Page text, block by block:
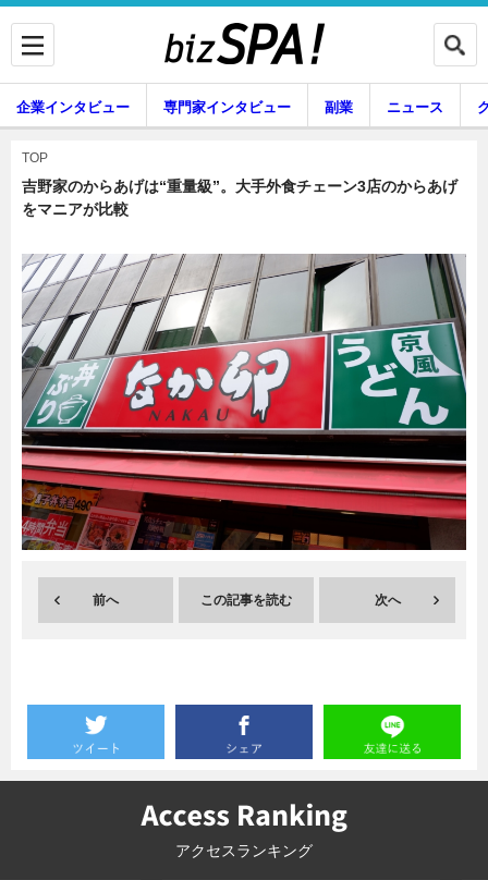
企業インタビュー 専門家インタビュー
副業 ニュース
グルメ スキル
暮らし
企業インタビュー 専門家インタビュー 副業 ニュース
暮らし
TOP
吉野家のからあげは“重量級”。大手外食チェーン3店のからあげ
をマニアが比較
前へ この記事を読む 次へ
アクセスランキング